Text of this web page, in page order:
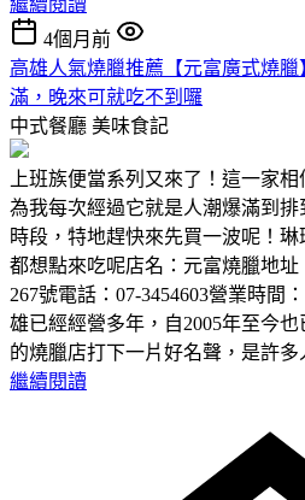
4個月前
高雄人氣燒臘推薦【元富廣式燒
滿，晚來可就吃不到囉
中式餐廳 美味食記
上班族便當系列又來了！這一家
為我每次經過它就是人潮爆滿到
時段，特地趕快來先買一波呢！
都想點來吃呢店名：元富燒臘地
267號電話：07-3454603營業時間
雄已經經營多年，自2005年至今
的燒臘店打下一片好名聲，是許
繼續閱讀